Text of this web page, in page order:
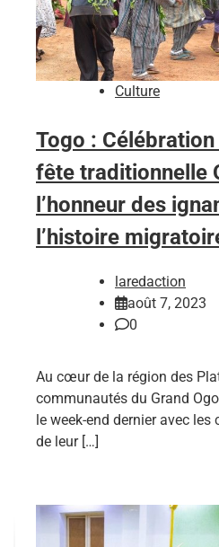
Culture
Togo :
fête traditionnelle
l’honneur des
l’histoire
laredaction
août 7, 2023
0
Au cœur de la région des
communautés du Grand
le week-end dernier avec
de leur […]